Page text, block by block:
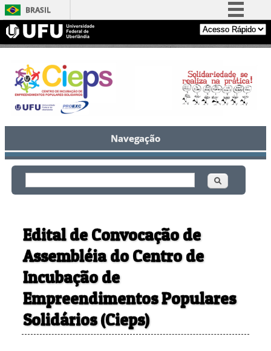
BRASIL
Simplifique!
Comunica BR
Participe
Acesso à informação
Legislação
Canais
Navegação
Formulário de busca
Buscar
Edital de Convocação de
Assembléia do Centro de
Incubação de
Empreendimentos Populares
Solidários (Cieps)